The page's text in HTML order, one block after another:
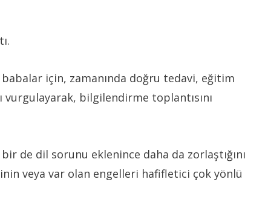
için, zamanında doğru tedavi, eğitim
vurgulayarak, bilgilendirme toplantısını
de dil sorunu eklenince daha da zorlaştığını
veya var olan engelleri hafifletici çok yönlü